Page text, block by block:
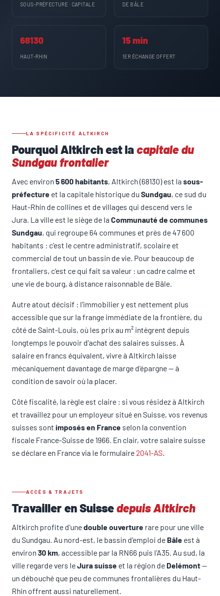
SOUS-PRÉFECTURE · CAPITALE DE BÂLE
68130
HAUT-RHIN
15 min
1ER ÉCHANGE OFFERT
LA SPÉCIFICITÉ ALTKIRCH
Pourquoi Altkirch est lacapitale du
Sundgau frontalier
Avec environ5 600 habitants, Altkirch (68130) est la sous-
préfecture et la capitale historique duSundgau, ce sud du
Haut-Rhin de collines et de villages qui descend vers le
Jura. La ville est le siège de la Communauté de communes
Sundgau, qui regroupe 64 communes et près de 47 600
habitants : c'est le centre administratif, scolaire et
commercial de tout un bassin de vie. Pour beaucoup de
frontaliers, c'est ce qui fait sa valeur : un cadre calme et
une vie de bourg, à distance raisonnable de Bâle.
Autre atout décisif : l'immobilier y est nettement plus
accessible que sur la frange immédiate de la frontière, du
côté de Saint-Louis, où les prix au m² intègrent depuis
longtemps le pouvoir d'achat des salaires suisses. À
salaire en francs équivalent, vivre à Altkirch laisse
mécaniquement davantage de marge d'épargne — à
condition de savoir où la placer.
Côté fiscalité, la règle est claire : si vous résidez à Altkirch
et travaillez pour un employeur situé en Suisse, vos revenus
suisses sont imposés en France selon la convention
fiscale France-Suisse de 1966. En clair, votre salaire suisse
se déclare en France via le formulaire 2041-AS.
ACCÈS & TRAJETS
Travailler en Suissedepuis Altkirch
Altkirch profite d'unedouble ouverture rare pour une ville
du Sundgau. Au nord-est, le bassin d'emploi de Bâle est à
environ30 km, accessible par la RN66 puis l'A35. Au sud, la
ville regarde vers leJura suisse et la région de Delémont—
un débouché que peu de communes frontalières du Haut-
Rhin offrent aussi naturellement.